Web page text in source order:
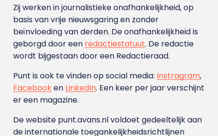
Zij werken in journalistieke onafhankelijkheid, op
basis van vrije nieuwsgaring en zonder
beïnvloeding van derden. De onafhankelijkheid is
geborgd door een redactiestatuut. De redactie
wordt bijgestaan door een Redactieraad.
Punt is ook te vinden op social media: Instragram,
Facebooken LinkedIn. Een keer per jaar verschijnt
er een magazine.
De website punt.avans.nl voldoet gedeeltelijk aan
de internationale toegankelijkheidsrichtlijnen